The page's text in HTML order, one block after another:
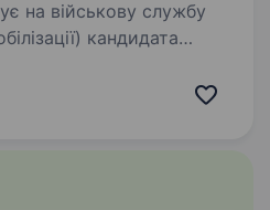
на військову службу
кандидата
Наш центр —